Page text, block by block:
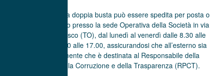
Modalità di invio: La doppia busta può essere spedita per posta o
consegnata a mano presso la sede Operativa della Società in via
Serea 9/1 a Beinasco (TO), dal lunedì al venerdì dalle 8.30 alle
12.30 e dalle 14.00 alle 17.00, assicurandosi che all’esterno sia
indicato chiaramente che è destinata al Responsabile della
Prevenzione della Corruzione e della Trasparenza (RPCT).